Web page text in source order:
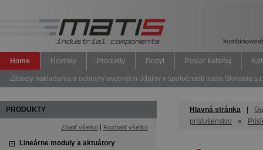
Home Novinky Produkty Dopyt Poslať katalóg
Zásady nakladania a ochrany osobných údajov v spoločnosti matis Slovakia
PRODUKTY
Zbaliť všetko | Rozbaliť všetko
Lineárne moduly a aktuátory
Hlavná stránka
príslušenstvo
»